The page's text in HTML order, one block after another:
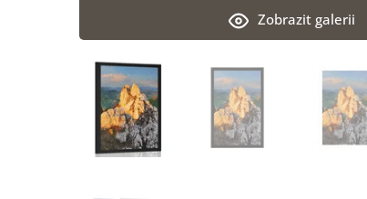
Zobrazit galerii